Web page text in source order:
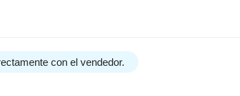
con el vendedor.